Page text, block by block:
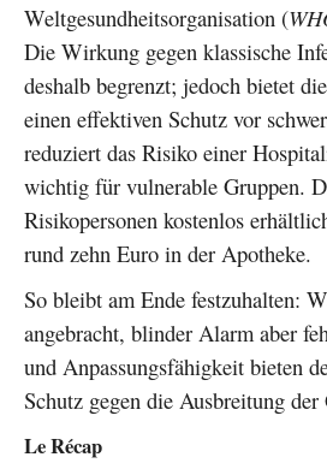
Weltgesundheitsorganisation (
Die Wirkung gegen klassische
deshalb begrenzt; jedoch bietet
einen effektiven Schutz vor
reduziert das Risiko einer
wichtig für vulnerable Gruppen.
Risikopersonen kostenlos
rund zehn Euro in der Apotheke.
So bleibt am Ende festzuhalten:
angebracht, blinder Alarm aber
und Anpassungsfähigkeit bieten
Schutz gegen die Ausbreitung
Le Récap